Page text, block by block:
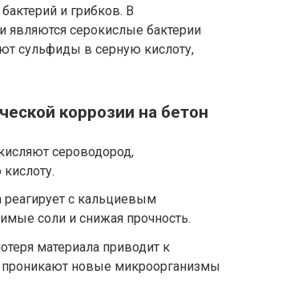
и грибков. В
серокислые бактерии
сульфиды в серную кислоту,
коррозии на бетон
сероводород,
реагирует с кальциевым
соли и снижая прочность.
материала приводит к
новые микроорганизмы